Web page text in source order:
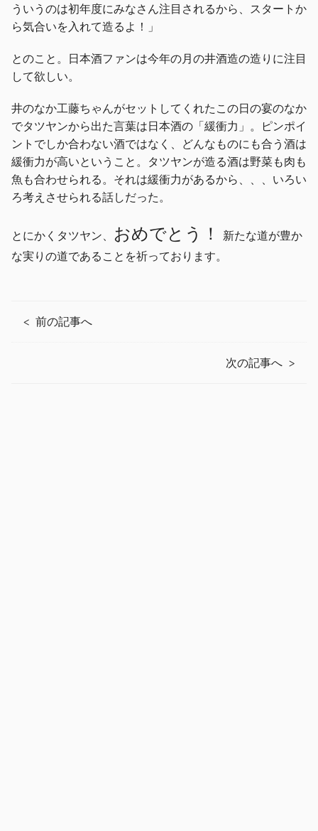
ういうのは初年度にみなさん注目されるから、スタートか
ら気合いを入れて造るよ！」
とのこと。日本酒ファンは今年の月の井酒造の造りに注目
して欲しい。
井のなか工藤ちゃんがセットしてくれたこの日の宴のなか
でタツヤンから出た言葉は日本酒の「緩衝力」。ピンポイ
ントでしか合わない酒ではなく、どんなものにも合う酒は
緩衝力が高いということ。タツヤンが造る酒は野菜も肉も
魚も合わせられる。それは緩衝力があるから、、、いろい
ろ考えさせられる話しだった。
とにかくタツヤン、 おめでとう！
新たな道が豊か
な実りの道であることを祈っております。
前の記事へ
次の記事へ